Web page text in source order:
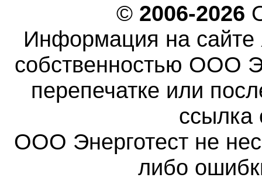
© 2006-2026
Информация на сайте
собственностью ООО
перепечатке или
ссылка
ООО Энерготест не
либо